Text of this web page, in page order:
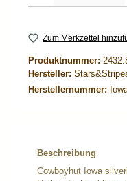
Zum Merkzettel
Produktnummer:
Hersteller:
Herstellernummer:
Beschreibung
Cowboyhut Iowa